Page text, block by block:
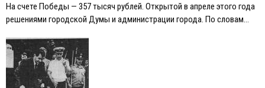
На счете Победы — 357 тысяч рублей. Открытой в апреле этого года
решениями городской Думы и администрации города. По словам…